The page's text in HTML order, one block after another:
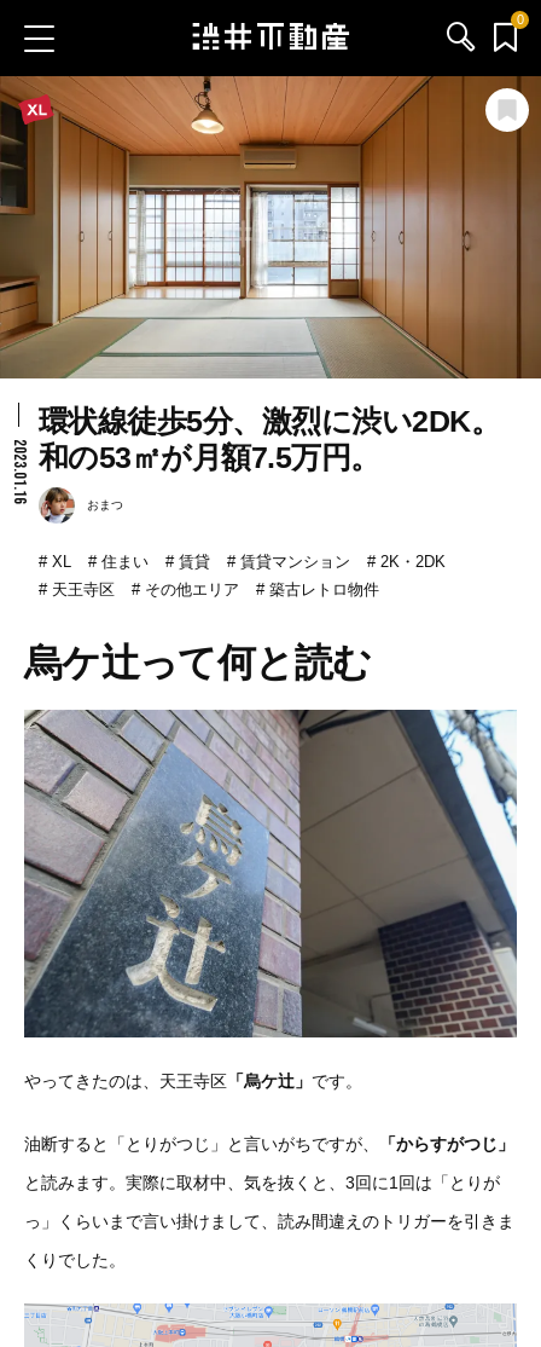
0
お気に入り物件 お問い合わせ
ブログ
サービス内容
会社情報
2023.01.16
環状線徒歩5分、激烈に渋い2DK。
和の53㎡が月額7.5万円。
おまつ
XL 住まい 賃貸 賃貸マンション
2K・2DK
天王寺区
その他エリア 築古レトロ物件
烏ケ辻って何と読む
やってきたのは、天王寺区 「烏ケ辻」 です。
油断すると「とりがつじ」と言いがちですが、
「からすがつじ」
と読みます。実際に取材中、気を抜くと、3回に1回は「とりが
っ」くらいまで言い掛けまして、読み間違えのトリガーを引きま
くりでした。